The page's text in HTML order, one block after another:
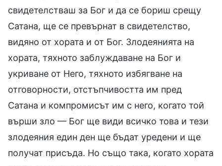
свидетелстваш за Бог и да се бориш срещу
Сатана, ще се превърнат в свидетелство,
видяно от хората и от Бог. Злодеянията на
хората, тяхното заблуждаване на Бог и
укриване от Него, тяхното избягване на
отговорности, отстъпчивостта им пред
Сатана и компромисът им с него, когато той
върши зло — Бог ще види всичко това и тези
злодеяния един ден ще бъдат уредени и ще
получат присъда. Но също така, когато хората